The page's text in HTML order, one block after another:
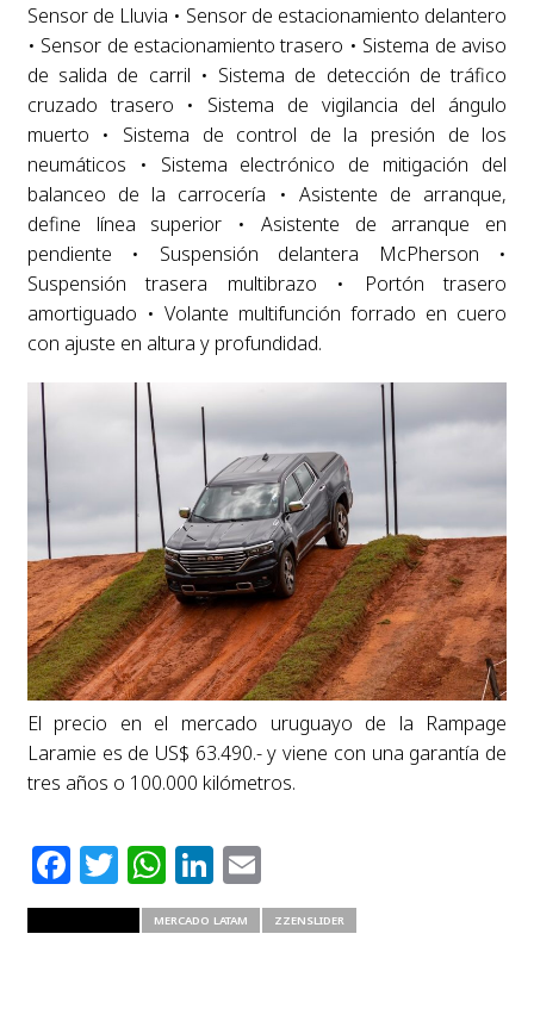
Sensor de Lluvia • Sensor de estacionamiento delantero
• Sensor de estacionamiento trasero • Sistema de aviso
de salida de carril • Sistema de detección de tráfico
cruzado trasero • Sistema de vigilancia del ángulo
muerto • Sistema de control de la presión de los
neumáticos • Sistema electrónico de mitigación del
balanceo de la carrocería • Asistente de arranque,
define línea superior • Asistente de arranque en
pendiente • Suspensión delantera McPherson •
Suspensión trasera multibrazo • Portón trasero
amortiguado • Volante multifunción forrado en cuero
con ajuste en altura y profundidad.
El precio en el mercado uruguayo de la Rampage
Laramie es de US$ 63.490.- y viene con una garantía de
tres años o 100.000 kilómetros.
Facebook
Twitter
WhatsApp
LinkedIn
Email
MERCADO LATAM ZZENSLIDER